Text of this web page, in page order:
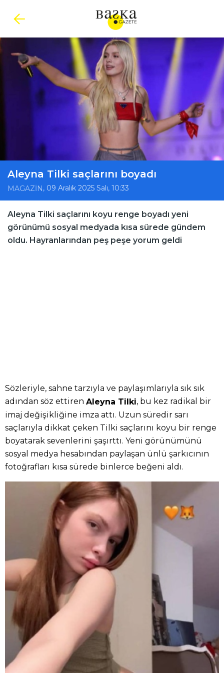
Aleyna Tilki saçlarını boyadı
MAGAZİN, 09 Aralık 2025 Salı, 10:33
Aleyna Tilki saçlarını koyu renge boyadı yeni
görünümü sosyal medyada kısa sürede gündem
oldu. Hayranlarından peş peşe yorum geldi
Sözleriyle, sahne tarzıyla ve paylaşımlarıyla sık sık
adından söz ettiren Aleyna Tilki, bu kez radikal bir
imaj değişikliğine imza attı. Uzun süredir sarı
saçlarıyla dikkat çeken Tilki saçlarını koyu bir renge
boyatarak sevenlerini şaşırttı. Yeni görünümünü
sosyal medya hesabından paylaşan ünlü şarkıcının
fotoğrafları kısa sürede binlerce beğeni aldı.